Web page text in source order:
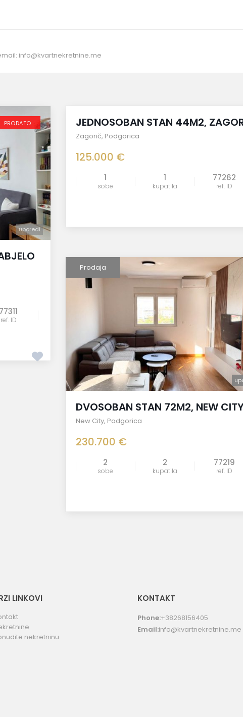
info@kvartnekretnine.me
uporedi
PRODATO
77311
ref. ID
Prodaja
uporedi
JEDNOSOBAN STAN 44M2,
Zagorič, Podgorica
125.000 €
1
sobe
1
kupatila
77262
ref. ID
Prodaja
DVOSOBAN STAN 72M2, NEW
New City, Podgorica
230.700 €
2
sobe
2
kupatila
77219
ref. ID
LINKOVI
nekretninu
KONTAKT
Phone:+38268156405
Email:info@kvartnekretnine.me